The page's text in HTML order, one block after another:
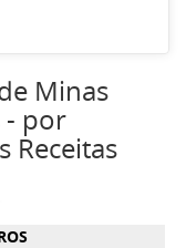
Minas
- por
Receitas